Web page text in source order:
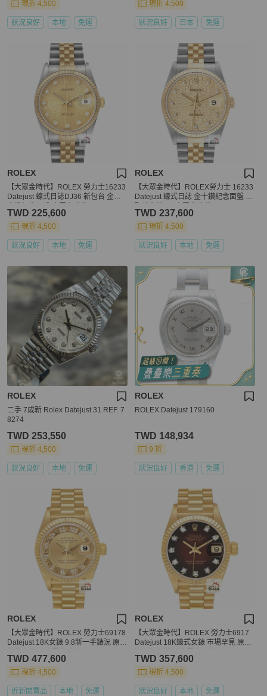
現折 4,500
狀況良好 本地 免運
現折 4,500
狀況良好 日本 免運
ROLEX
【大眾金時代】ROLEX 勞力士16233
Datejust 蠔式日誌DJ36 新包台 金色
TWD 225,600
現折 4,500
狀況良好 本地 免運
ROLEX
【大眾金時代】ROLEX勞力士 16233
Datejust 蠔式日誌 金十鑽紀念面盤 全
TWD 237,600
現折 4,500
狀況良好 本地 免運
ROLEX
二手 7成新 Rolex Datejust 31 REF. 7
8274
TWD 253,550
現折 4,500
狀況良好 本地 免運
ROLEX
ROLEX Datejust 179160
TWD 148,934
9 折
狀況良好 香港 免運
ROLEX
【大眾金時代】ROLEX 勞力士69178
Datejust 18K女錶 9.8新一手錶況 原廠
TWD 477,600
現折 4,500
近新閒置品 本地 免運
ROLEX
【大眾金時代】ROLEX 勞力士6917
Datejust 18K蠔式女錶 市場罕見 原廠
TWD 357,600
現折 4,500
狀況良好 本地 免運